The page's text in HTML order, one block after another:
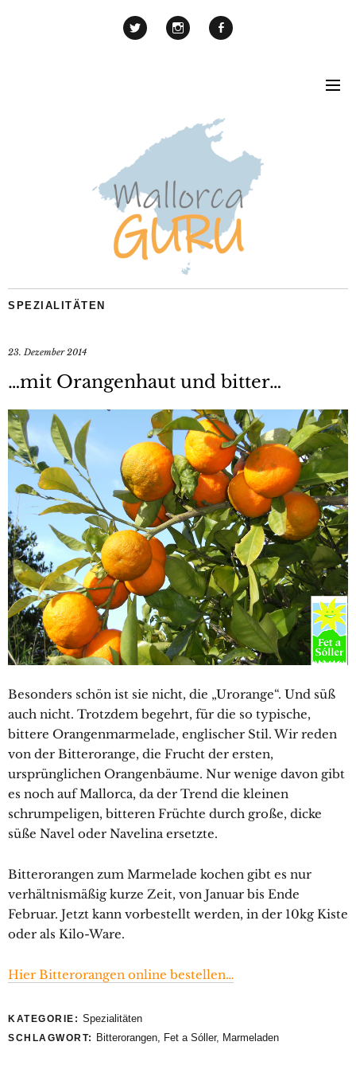
SPEZIALITÄTEN
23. Dezember 2014
…mit Orangenhaut und bitter…
Besonders schön ist sie nicht, die „Urorange“. Und süß
auch nicht. Trotzdem begehrt, für die so typische,
bittere Orangenmarmelade, englischer Stil. Wir reden
von der Bitterorange, die Frucht der ersten,
ursprünglichen Orangenbäume. Nur wenige davon gibt
es noch auf Mallorca, da der Trend die kleinen
schrumpeligen, bitteren Früchte durch große, dicke
süße Navel oder Navelina ersetzte.
Bitterorangen zum Marmelade kochen gibt es nur
verhältnismäßig kurze Zeit, von Januar bis Ende
Februar. Jetzt kann vorbestellt werden, in der 10kg Kiste
oder als Kilo-Ware.
Hier Bitterorangen online bestellen…
KATEGORIE: Spezialitäten
SCHLAGWORT: Bitterorangen, Fet a Sóller, Marmeladen